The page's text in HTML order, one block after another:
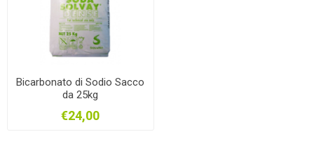
Bicarbonato di Sodio Sacco
da 25kg
€24,00